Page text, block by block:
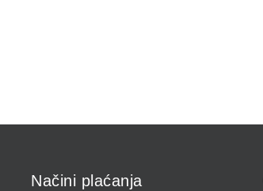
Načini plaćanja